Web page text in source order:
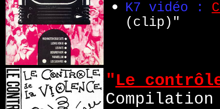
K7 vidéo :
(clip)"
"Le